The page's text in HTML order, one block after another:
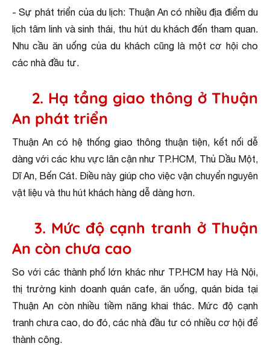
- Sự phát triển của du lịch: Thuận An có nhiều địa điểm du
lịch tâm linh và sinh thái, thu hút du khách đến tham quan.
Nhu cầu ăn uống của du khách cũng là một cơ hội cho
các nhà đầu tư.
2. Hạ tầng giao thông ở Thuận
An phát triển
Thuận An có hệ thống giao thông thuận tiện, kết nối dễ
dàng với các khu vực lân cận như TP.HCM, Thủ Dầu Một,
Dĩ An, Bến Cát. Điều này giúp cho việc vận chuyển nguyên
vật liệu và thu hút khách hàng dễ dàng hơn.
3. Mức độ cạnh tranh ở Thuận
An còn chưa cao
So với các thành phố lớn khác như TP.HCM hay Hà Nội,
thị trường kinh doanh quán cafe, ăn uống, quán bida tại
Thuận An còn nhiều tiềm năng khai thác. Mức độ cạnh
tranh chưa cao, do đó, các nhà đầu tư có nhiều cơ hội để
thành công.